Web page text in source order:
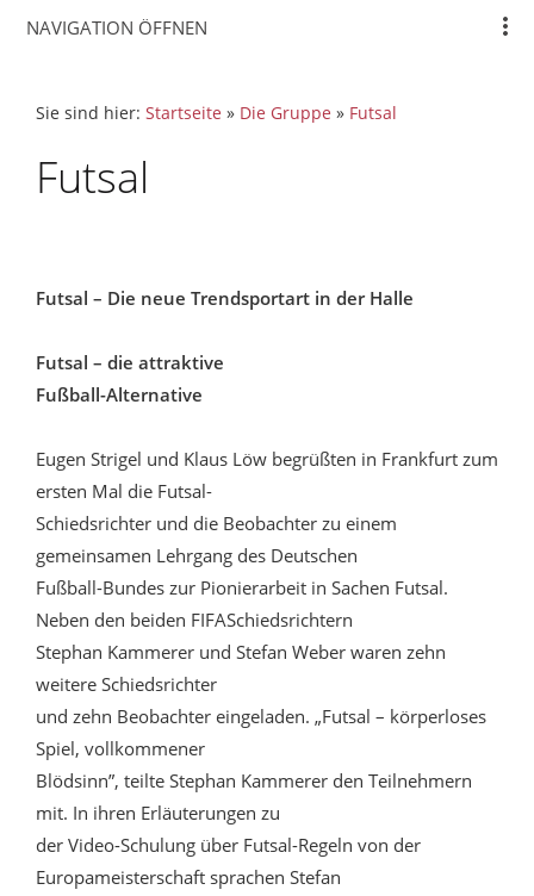
NAVIGATION ÖFFNEN
Sie sind hier: Startseite » Die Gruppe » Futsal
Futsal
Futsal – Die neue Trendsportart in der Halle
Futsal – die attraktive
Fußball-Alternative
Eugen Strigel und Klaus Löw begrüßten in Frankfurt zum
ersten Mal die Futsal-
Schiedsrichter und die Beobachter zu einem
gemeinsamen Lehrgang des Deutschen
Fußball-Bundes zur Pionierarbeit in Sachen Futsal.
Neben den beiden FIFASchiedsrichtern
Stephan Kammerer und Stefan Weber waren zehn
weitere Schiedsrichter
und zehn Beobachter eingeladen. „Futsal – körperloses
Spiel, vollkommener
Blödsinn”, teilte Stephan Kammerer den Teilnehmern
mit. In ihren Erläuterungen zu
der Video-Schulung über Futsal-Regeln von der
Europameisterschaft sprachen Stefan